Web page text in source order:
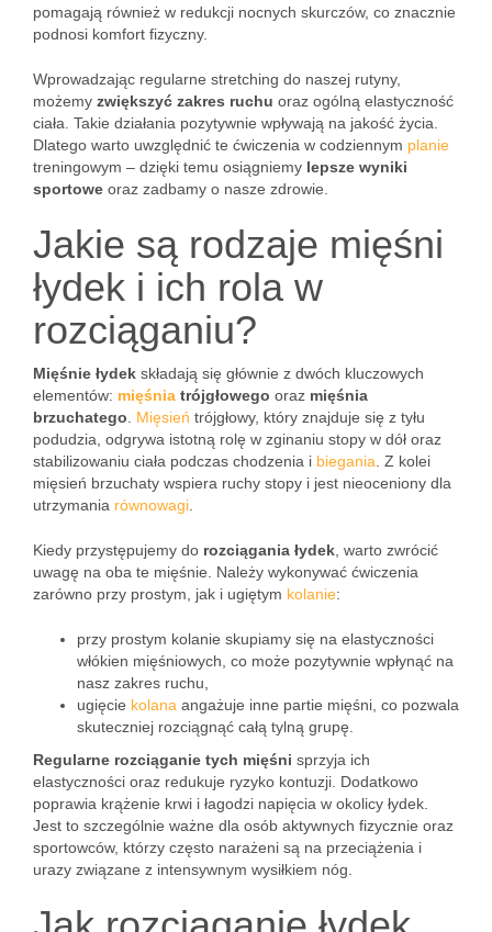
pomagają również w redukcji nocnych skurczów, co znacznie
podnosi komfort fizyczny.
Wprowadzając regularne stretching do naszej rutyny,
możemy zwiększyć zakres ruchu oraz ogólną elastyczność
ciała. Takie działania pozytywnie wpływają na jakość życia.
Dlatego warto uwzględnić te ćwiczenia w codziennym planie
treningowym – dzięki temu osiągniemy lepsze wyniki
sportowe oraz zadbamy o nasze zdrowie.
Jakie są rodzaje mięśni
łydek i ich rola w
rozciąganiu?
Mięśnie łydek składają się głównie z dwóch kluczowych
elementów: mięśnia trójgłowego oraz mięśnia
brzuchatego
Mięsień trójgłowy, który znajduje się z tyłu
podudzia, odgrywa istotną rolę w zginaniu stopy w dół oraz
stabilizowaniu ciała podczas chodzenia i biegania . Z kolei
mięsień brzuchaty wspiera ruchy stopy i jest nieoceniony dla
utrzymania równowagi
Kiedy przystępujemy do rozciągania łydek , warto zwrócić
uwagę na oba te mięśnie. Należy wykonywać ćwiczenia
zarówno przy prostym, jak i ugiętym kolanie:
przy prostym kolanie skupiamy się na elastyczności
włókien mięśniowych, co może pozytywnie wpłynąć na
nasz zakres ruchu,
ugięcie kolana angażuje inne partie mięśni, co pozwala
skuteczniej rozciągnąć całą tylną grupę.
Regularne rozciąganie tych mięśni sprzyja ich
elastyczności oraz redukuje ryzyko kontuzji. Dodatkowo
poprawia krążenie krwi i łagodzi napięcia w okolicy łydek.
Jest to szczególnie ważne dla osób aktywnych fizycznie oraz
sportowców, którzy często narażeni są na przeciążenia i
urazy związane z intensywnym wysiłkiem nóg.